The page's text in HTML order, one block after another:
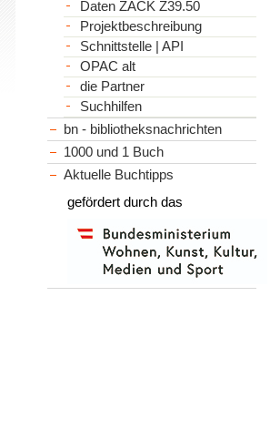
Daten ZACK Z39.50
Projektbeschreibung
Schnittstelle | API
OPAC alt
die Partner
Suchhilfen
bn - bibliotheksnachrichten
1000 und 1 Buch
Aktuelle Buchtipps
gefördert durch das